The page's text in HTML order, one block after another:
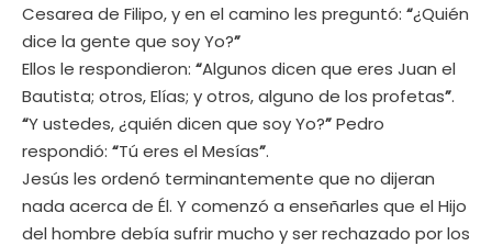
Cesarea de Filipo, y en el camino les preguntó: “¿Quién
dice la gente que soy Yo?”
Ellos le respondieron: “Algunos dicen que eres Juan el
Bautista; otros, Elías; y otros, alguno de los profetas”.
“Y ustedes, ¿quién dicen que soy Yo?”Pedro
respondió: “Tú eres el Mesías”.
Jesús les ordenó terminantemente que no dijeran
nada acerca de Él. Y comenzó a enseñarles que el Hijo
del hombre debía sufrir mucho y ser rechazado por los